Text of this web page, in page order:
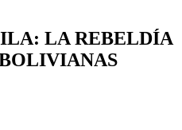
LA REBELDÍA